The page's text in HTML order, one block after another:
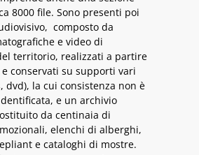
8000 file. Sono presenti poi
composto da
e video di
territorio, realizzati a partire
e conservati su supporti vari
dvd), la cui consistenza non è
e un archivio
da centinaia di
elenchi di alberghi,
e cataloghi di mostre.